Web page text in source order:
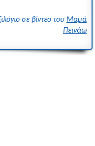
σε βίντεο του Μαμά
Πεινάω